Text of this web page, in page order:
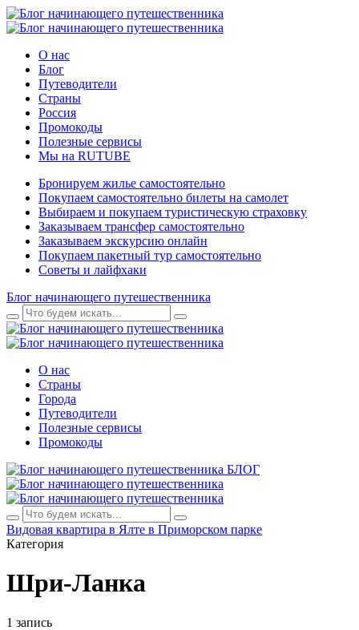
О нас
Блог
Путеводители
Страны
Россия
Промокоды
Полезные сервисы
Мы на RUTUBE
Бронируем жилье самостоятельно
Покупаем самостоятельно билеты на самолет
Выбираем и покупаем туристическую страховку
Заказываем трансфер самостоятельно
Заказываем экскурсию онлайн
Покупаем пакетный тур самостоятельно
Советы и лайфхаки
Блог начинающего путешественника
О нас
Страны
Города
Путеводители
Полезные сервисы
Промокоды
БЛОГ
Видовая квартира в Ялте в Приморском парке
Категория
Шри-Ланка
1 запись